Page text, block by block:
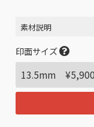
素材説明
印面サイズ